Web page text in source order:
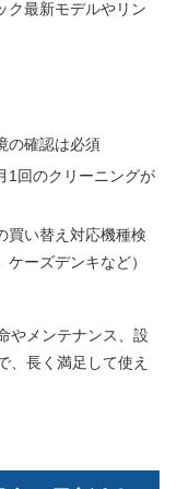
ク最新モデルやリン
の確認は必須
1回のクリーニングが
買い替え対応機種検
ーズデンキなど）
やメンテナンス、設
、長く満足して使え